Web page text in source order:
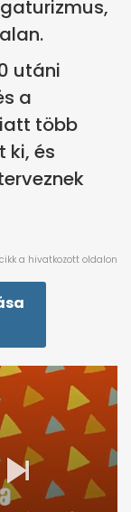
utáni
a
több
ki, és